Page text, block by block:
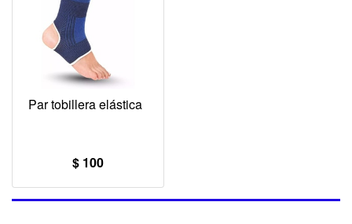
Par tobillera elástica
$ 100